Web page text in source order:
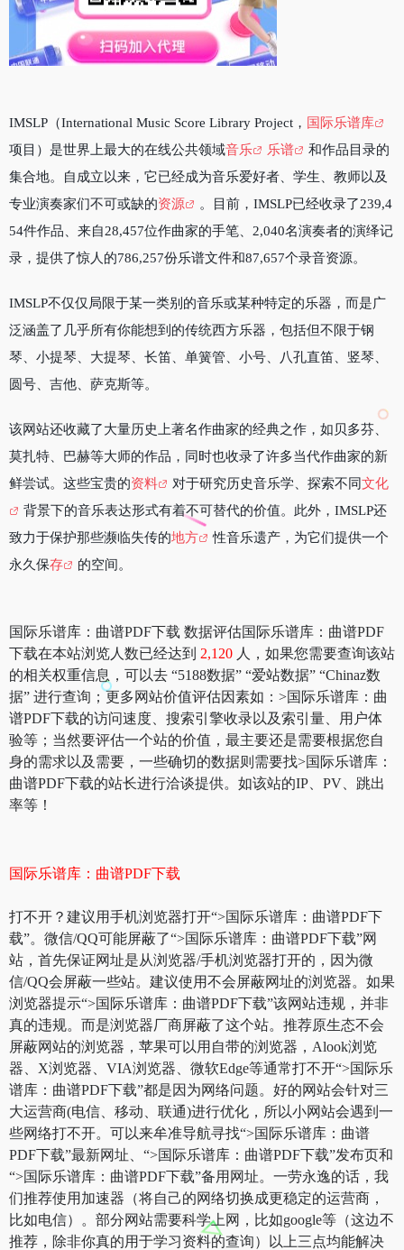
IMSLP（International Music Score Library Project， 国际乐谱库
项目）是世界上最大的在线公共领域音乐 乐谱
和作品目录的
集合地。自成立以来，它已经成为音乐爱好者、学生、教师以及
专业演奏家们不可或缺的资源
。目前，IMSLP已经收录了239,4
54件作品、来自28,457位作曲家的手笔、2,040名演奏者的演绎记
录，提供了惊人的786,257份乐谱文件和87,657个录音资源。
IMSLP不仅仅局限于某一类别的音乐或某种特定的乐器，而是广
泛涵盖了几乎所有你能想到的传统西方乐器，包括但不限于钢
琴、小提琴、大提琴、长笛、单簧管、小号、八孔直笛、竖琴、
圆号、吉他、萨克斯等。
该网站还收藏了大量历史上著名作曲家的经典之作，如贝多芬、
莫扎特、巴赫等大师的作品，同时也收录了许多当代作曲家的新
鲜尝试。这些宝贵的资料 对于研究历史音乐学、探索不同文化
背景下的音乐表达形式有着不可替代的价值。此外，IMSLP还
致力于保护那些濒临失传的地方
性音乐遗产，为它们提供一个
永久保存 的空间。
国际乐谱库：曲谱PDF下载 数据评估国际乐谱库：曲谱PDF
下载在本站浏览人数已经达到 2,120 人，如果您需要查询该站
的相关权重信息，可以去 “5188数据” “爱站数据” “Chinaz数
据” 进行查询；更多网站价值评估因素如：>国际乐谱库：曲
谱PDF下载的访问速度、搜索引擎收录以及索引量、用户体
验等；当然要评估一个站的价值，最主要还是需要根据您自
身的需求以及需要，一些确切的数据则需要找>国际乐谱库：
曲谱PDF下载的站长进行洽谈提供。如该站的IP、PV、跳出
率等！
国际乐谱库：曲谱PDF下载
打不开？建议用手机浏览器打开“>国际乐谱库：曲谱PDF下
载”。微信/QQ可能屏蔽了“>国际乐谱库：曲谱PDF下载”网
站，首先保证网址是从浏览器/手机浏览器打开的，因为微
信/QQ会屏蔽一些站。建议使用不会屏蔽网址的浏览器。如果
浏览器提示“>国际乐谱库：曲谱PDF下载”该网站违规，并非
真的违规。而是浏览器厂商屏蔽了这个站。推荐原生态不会
屏蔽网站的浏览器，苹果可以用自带的浏览器，Alook浏览
器、X浏览器、VIA浏览器、微软Edge等通常打不开“>国际乐
谱库：曲谱PDF下载”都是因为网络问题。好的网站会针对三
大运营商(电信、移动、联通)进行优化，所以小网站会遇到一
些网络打不开。可以来牟准导航寻找“>国际乐谱库：曲谱
PDF下载”最新网址、“>国际乐谱库：曲谱PDF下载”发布页和
“>国际乐谱库：曲谱PDF下载”备用网址。一劳永逸的话，我
们推荐使用加速器（将自己的网络切换成更稳定的运营商，
比如电信）。部分网站需要科学上网，比如google等（这边不
推荐，除非你真的用于学习资料的查询）以上三点均能解决